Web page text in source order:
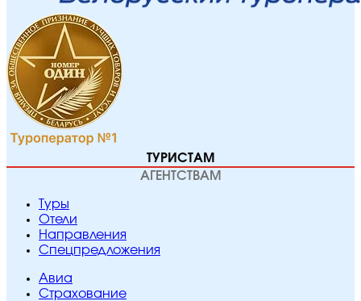
ТУРИСТАМ
АГЕНТСТВАМ
Туры
Отели
Направления
Спецпредложения
Авиа
Страхование